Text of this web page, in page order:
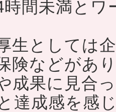
時間未満と
生としては
険などがあ
成果に見合
達成感を感